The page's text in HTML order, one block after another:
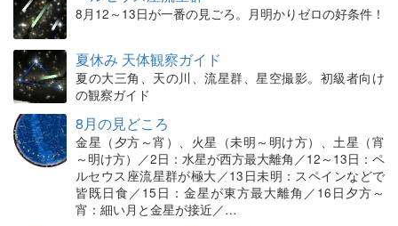
8月12～13日が一番の見ごろ。月明かりゼロの好条件！
夏休み 天体観察ガイド
夏の大三角、天の川、流星群、星空撮影。初級者向け
の観察ガイド
8月の見どころ
金星（夕方～宵）、火星（未明～明け方）、土星（宵
～明け方）／2日：水星が西方最大離角／12～13日：ペ
ルセウス座流星群が極大／13日未明：スペインなどで
皆既日食／15日：金星が東方最大離角／16日夕方～
宵：細い月と金星が接近／…